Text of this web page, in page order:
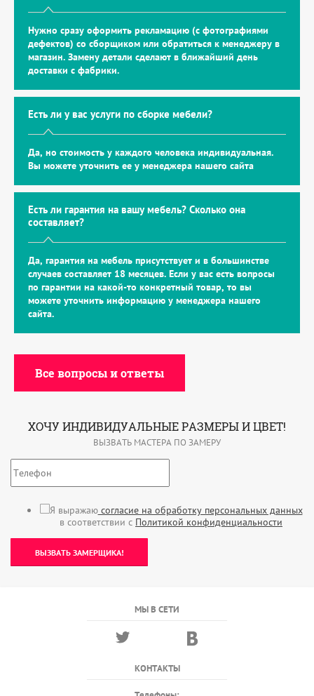
Нужно сразу оформить рекламацию (с фотографиями
дефектов) со сборщиком или обратиться к менеджеру в
магазин. Замену детали сделают в ближайший день
доставки с фабрики.
Есть ли у вас услуги по сборке мебели?
Да, но стоимость у каждого человека индивидуальная.
Вы можете уточнить ее у менеджера нашего сайта
Есть ли гарантия на вашу мебель? Сколько она
составляет?
Да, гарантия на мебель присутствует и в большинстве
случаев составляет 18 месяцев. Если у вас есть вопросы
по гарантии на какой-то конкретный товар, то вы
можете уточнить информацию у менеджера нашего
сайта.
Все вопросы и ответы
ХОЧУ ИНДИВИДУАЛЬНЫЕ РАЗМЕРЫ И ЦВЕТ!
ВЫЗВАТЬ МАСТЕРА ПО ЗАМЕРУ
Я выражаюсогласие на обработку персональных данных
в соответствии с Политикой конфиденциальности
ВЫЗВАТЬ ЗАМЕРЩИКА!
МЫ В СЕТИ
КОНТАКТЫ